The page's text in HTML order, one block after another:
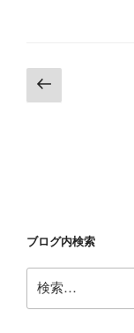
投
稿
り
前
の
ブログ内検索
索: